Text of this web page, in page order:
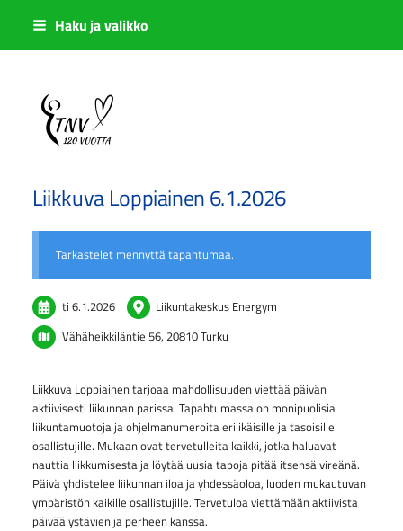
Siirry
sisältöön
Haku ja valikko
Sivuston etusivulle
Liikkuva Loppiainen 6.1.2026
Tarkastelet mennyttä tapahtumaa.
ti 6.1.2026
Liikuntakeskus Energym
Vähäheikkiläntie 56, 20810 Turku
Liikkuva Loppiainen tarjoaa mahdollisuuden viettää päivän
aktiivisesti liikunnan parissa. Tapahtumassa on monipuolisia
liikuntamuotoja ja ohjelmanumeroita eri ikäisille ja tasoisille
osallistujille. Mukaan ovat tervetulleita kaikki, jotka haluavat
nauttia liikkumisesta ja löytää uusia tapoja pitää itsensä vireänä.
Päivä yhdistelee liikunnan iloa ja yhdessäoloa, luoden mukautuvan
ympäristön kaikille osallistujille. Tervetuloa viettämään aktiivista
päivää ystävien ja perheen kanssa.